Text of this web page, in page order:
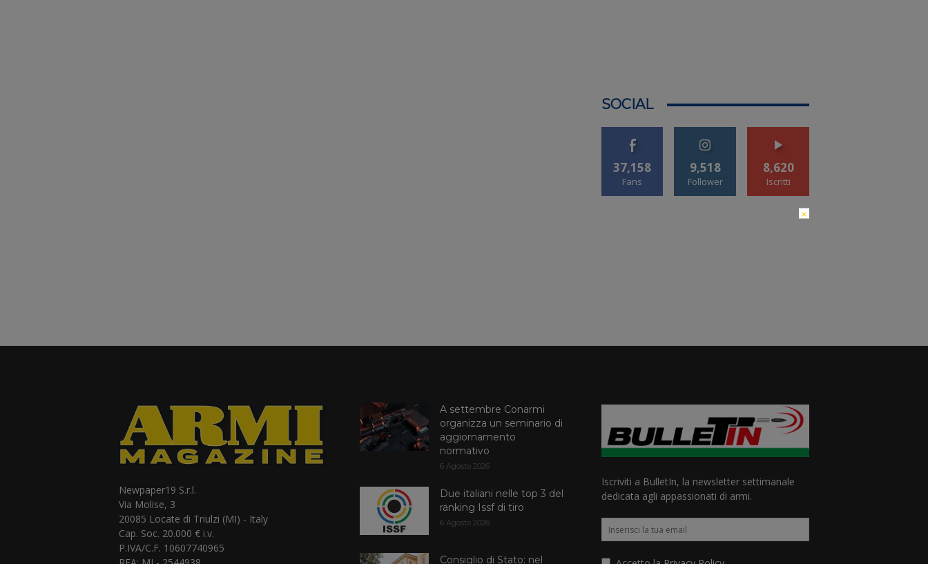
SOCIAL
37,158
Fans
9,518
Follower
8,620
Iscritti
Newpaper19 S.r.l.
Via Molise, 3
20085 Locate di Triulzi (MI) - Italy
Cap. Soc. 20.000 € i.v.
P.IVA/C.F. 10607740965
A settembre Conarmi
organizza un seminario di
aggiornamento
normativo
6 Agosto 2026
Due italiani nelle top 3 del
ranking Issf di tiro
6 Agosto 2026
Consiglio di Stato: nel
Iscriviti a BulletIn, la newsletter settimanale
dedicata agli appassionati di armi.
×